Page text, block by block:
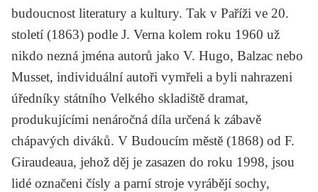
budoucnost literatury a kultury. Tak v Paříži ve 20.
století (1863) podle J. Verna kolem roku 1960 už
nikdo nezná jména autorů jako V. Hugo, Balzac nebo
Musset, individuální autoři vymřeli a byli nahrazeni
úředníky státního Velkého skladiště dramat,
produkujícími nenáročná díla určená k zábavě
chápavých diváků. V Budoucím městě (1868) od F.
Giraudeaua, jehož děj je zasazen do roku 1998, jsou
lidé označeni čísly a parní stroje vyrábějí sochy,